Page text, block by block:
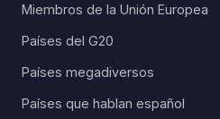
Miembros de la Unión Europea
Países del G20
Países megadiversos
Países que hablan español